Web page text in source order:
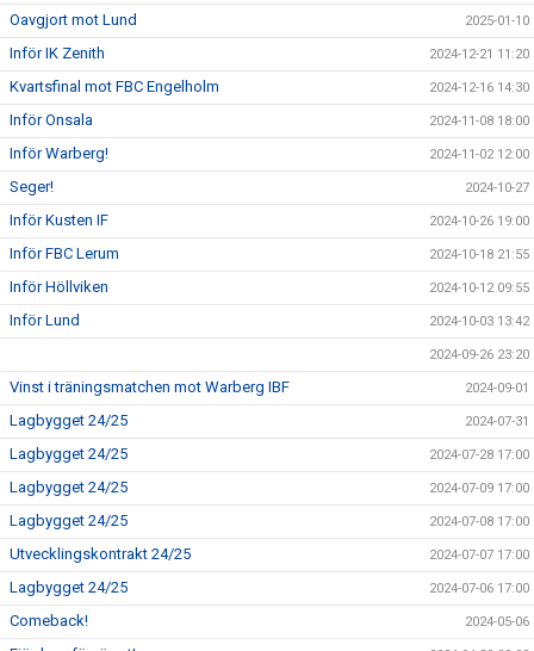
Oavgjort mot Lund 2025-01-10
Inför IK Zenith 2024-12-21 11:20
Kvartsfinal mot FBC Engelholm 2024-12-16 14:30
Inför Onsala 2024-11-08 18:00
Inför Warberg! 2024-11-02 12:00
Seger! 2024-10-27
Inför Kusten IF 2024-10-26 19:00
Inför FBC Lerum 2024-10-18 21:55
Inför Höllviken 2024-10-12 09:55
Inför Lund 2024-10-03 13:42
2024-09-26 23:20
Vinst i träningsmatchen mot Warberg IBF 2024-09-01
Lagbygget 24/25 2024-07-31
Lagbygget 24/25 2024-07-28 17:00
Lagbygget 24/25 2024-07-09 17:00
Lagbygget 24/25 2024-07-08 17:00
Utvecklingskontrakt 24/25 2024-07-07 17:00
Lagbygget 24/25 2024-07-06 17:00
Comeback! 2024-05-06